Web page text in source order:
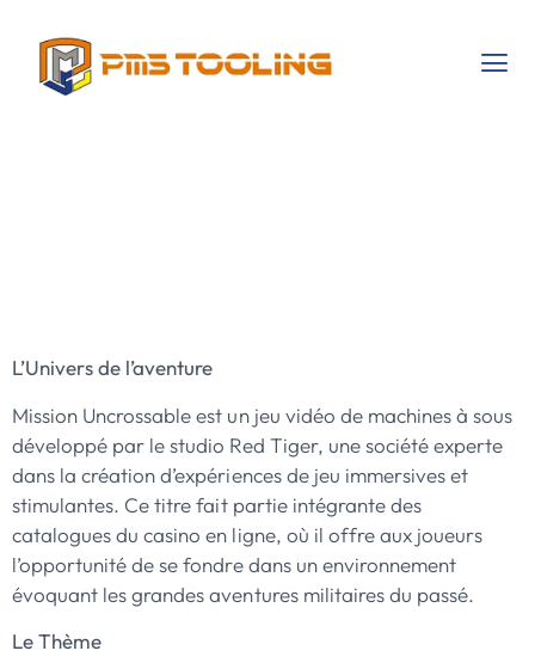
L’Univers de l’aventure
Mission Uncrossable est un jeu vidéo de machines à sous
développé par le studio Red Tiger, une société experte
dans la création d’expériences de jeu immersives et
stimulantes. Ce titre fait partie intégrante des
catalogues du casino en ligne, où il offre aux joueurs
l’opportunité de se fondre dans un environnement
évoquant les grandes aventures militaires du passé.
Le Thème